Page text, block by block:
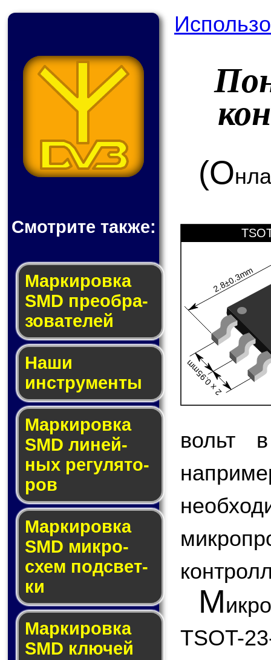
Смотрите также:
Мар­ки­ров­ка
SMD пре­об­ра­
зо­ва­те­лей
Наши
инструменты
Маркировка
SMD ли­ней­
ных ре­гу­ля­то­
ров
Маркировка
SMD мик­ро­
схем под­свет­
ки
Маркировка
SMD клю­чей
(О
2.8±0.3mm
2 x 0.95mm
вольт
М
TSOT-